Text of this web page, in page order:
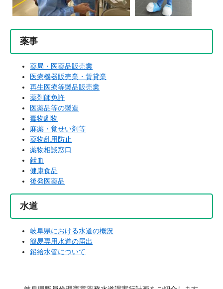
薬事
薬局・医薬品販売業
医療機器販売業・賃貸業
再生医療等製品販売業
薬剤師免許
医薬品等の製造
毒物劇物
麻薬・覚せい剤等
薬物乱用防止
薬物相談窓口
献血
健康食品
後発医薬品
水道
岐阜県における水道の概況
簡易専用水道の届出
鉛給水管について